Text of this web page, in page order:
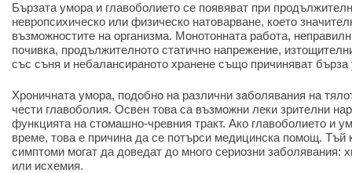
Бързата умора и главоболието се появяват при
невропсихическо или физическо натоварване, което
възможностите на организма. Монотонната работа,
почивка, продължителното статично напрежение,
със съня и небалансираното хранене също причиняват
Хроничната умора, подобно на различни заболявания на
чести главоболия. Освен това са възможни леки зрителни
функцията на стомашно-чревния тракт. Ако главоболието и
време, това е причина да се потърси медицинска помощ. Тъй
симптоми могат да доведат до много сериозни заболявания:
или исхемия.